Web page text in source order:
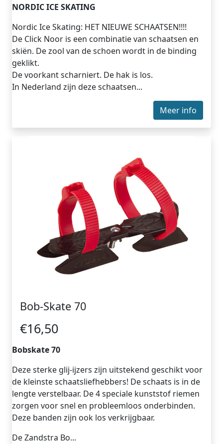
NORDIC ICE SKATING
Nordic Ice Skating: HET NIEUWE SCHAATSEN!!!!
De Click Noor is een combinatie van schaatsen en
skiën. De zool van de schoen wordt in de binding
geklikt.
De voorkant scharniert. De hak is los.
In Nederland zijn deze schaatsen...
Meer info
Bob-Skate 70
€16,50
Bobskate 70
Deze sterke glij-ijzers zijn uitstekend geschikt voor
de kleinste schaatsliefhebbers! De schaats is in de
lengte verstelbaar. De 4 speciale kunststof riemen
zorgen voor snel en probleemloos onderbinden.
Deze banden zijn ook los verkrijgbaar.
De Zandstra Bo...